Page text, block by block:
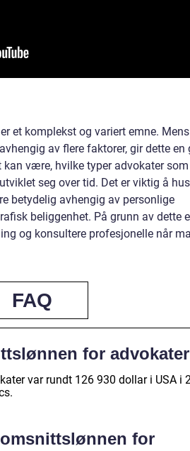
et komplekst og variert emne. Mens
av flere faktorer, gir dette en
være, hvilke typer advokater som
seg over tid. Det er viktig å
betydelig avhengig av personlige
beliggenhet. På grunn av dette
og konsultere profesjonelle når
FAQ
for
var rundt 126 930 dollar i USA i
for